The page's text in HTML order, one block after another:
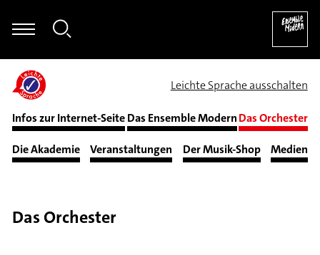
Maria Kasper - Bernd Alois Zimmermann: Sonate für
Leichte Sprache ausschalten
Infos zur Internet-SeiteDas Ensemble ModernDas Orchester
Die Akademie Veranstaltungen Der Musik-Shop Medien
Das Orchester